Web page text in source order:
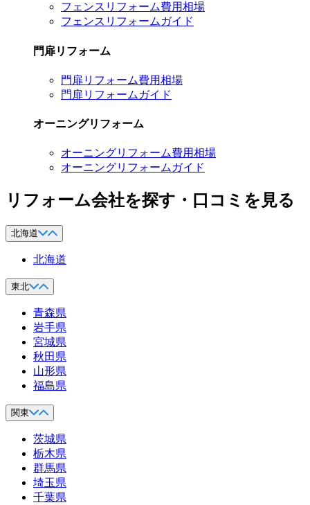
フェンスリフォーム費用相場
フェンスリフォームガイド
門扉リフォーム
門扉リフォーム費用相場
門扉リフォームガイド
オーニングリフォーム
オーニングリフォーム費用相場
オーニングリフォームガイド
リフォーム会社を探す・口コミを見る
北海道
北海道
東北
青森県
岩手県
宮城県
秋田県
山形県
福島県
関東
茨城県
栃木県
群馬県
埼玉県
千葉県